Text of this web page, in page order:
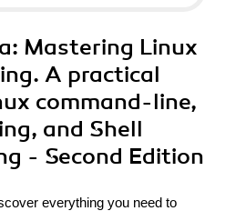
: Mastering Linux
A practical
command-line,
and Shell
- Second Edition
everything you need to